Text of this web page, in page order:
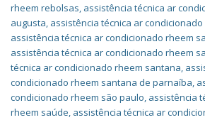
rheem rebolsas, assistência técnica ar
augusta, assistência técnica ar
assistência técnica ar condicionado rheem
assistência técnica ar condicionado rheem
técnica ar condicionado rheem santana,
condicionado rheem santana de parnaíba,
condicionado rheem são paulo, assistência
rheem saúde, assistência técnica ar